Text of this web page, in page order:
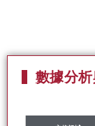
數據分